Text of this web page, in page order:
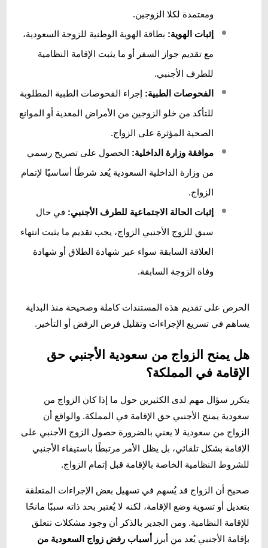
ومعتمدة لكلا الزوجين.
إثبات الهوية: بطاقة الهوية الوطنية للزوجة السعودية،
مع تقديم جواز السفر أو ما يثبت الإقامة النظامية
للطرف الأجنبي.
الفحوصات الطبية: إجراء الفحوصات الطبية المطلوبة
للتأكد من خلو الزوجين من الأمراض المعدية أو الموانع
الصحية المؤثرة على الزواج.
موافقة وزارة الداخلية: الحصول على تصريح رسمي
من وزارة الداخلية السعودية يُعد شرطًا أساسيًا لإتمام
الزواج.
إثبات الحالة الاجتماعية للطرف الأجنبي: في حال
سبق للزوج الأجنبي الزواج، يجب تقديم ما يثبت انتهاء
العلاقة السابقة سواء عبر شهادة الطلاق أو شهادة
وفاة الزوجة السابقة.
الحرص على تقديم هذه المستندات كاملة وصحيحة منذ البداية
يساهم في تسريع الإجراءات وتقليل فرص الرفض أو التأخير.
هل يمنح الزواج من سعودية الأجنبي حق
الإقامة في المملكة؟
يتكرر سؤال مهم لدى الكثيرين حول ما إذا كان الزواج من
سعودية يمنح الأجنبي حق الإقامة في المملكة. والواقع أن
الزواج من سعودية لا يعني بالضرورة حصول الزوج الأجنبي على
الإقامة بشكل تلقائي، بل يظل الأمر مرتبطًا باستيفاء الأجنبي
للشروط النظامية الخاصة بالإقامة قبل إتمام الزواج.
صحيح أن الزواج قد يُسهم في تسهيل بعض الإجراءات المتعلقة
بتعديل أو تسوية وضع الإقامة، لكنه لا يُعتبر بحد ذاته سببًا مانحًا
للإقامة النظامية. ومن الجدير بالذكر أن وجود مشكلات تتعلق
بإقامة الأجنبي يُعد من أبرز
أسباب رفض زواج السعودية من